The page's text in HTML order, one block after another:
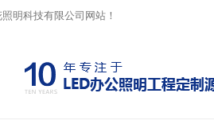
明科技有限公司网站！